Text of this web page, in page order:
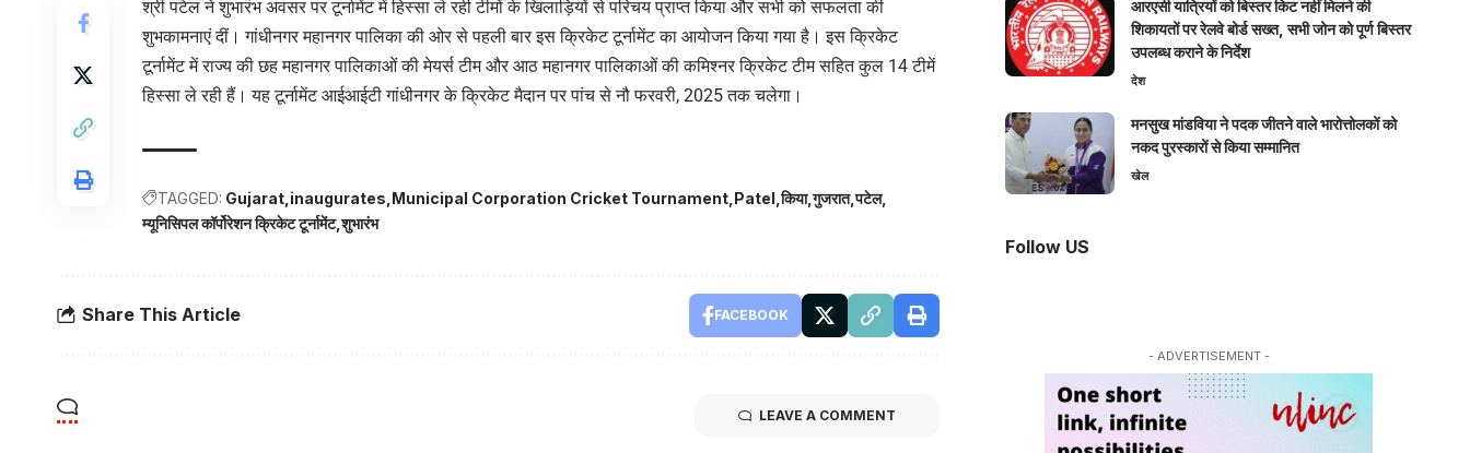
श्री पटेल ने शुभारंभ अवसर पर टूर्नामेंट में हिस्सा ले रही टीमों के खिलाड़ियों से परिचय प्राप्त किया और सभी को सफलता की
शुभकामनाएं दीं। गांधीनगर महानगर पालिका की ओर से पहली बार इस क्रिकेट टूर्नामेंट का आयोजन किया गया है। इस क्रिकेट
टूर्नामेंट में राज्य की छह महानगर पालिकाओं की मेयर्स टीम और आठ महानगर पालिकाओं की कमिश्नर क्रिकेट टीम सहित कुल 14 टीमें
हिस्सा ले रही हैं। यह टूर्नामेंट आईआईटी गांधीनगर के क्रिकेट मैदान पर पांच से नौ फरवरी, 2025 तक चलेगा।
TAGGED: Gujarat inaugurates Municipal Corporation Cricket Tournament Patel किया गुजरात पटेल
म्यूनिसिपल कॉर्पोरेशन क्रिकेट टूर्नामेंट शुभारंभ
Share This Article FACEBOOK
LEAVE A COMMENT
आरएसी यात्रियों को बिस्तर किट नहीं मिलने की
शिकायतों पर रेलवे बोर्ड सख्त, सभी जोन को पूर्ण बिस्तर
उपलब्ध कराने के निर्देश
देश
मनसुख मांडविया ने पदक जीतने वाले भारोत्तोलकों को
नकद पुरस्कारों से किया सम्मानित
खेल
Follow US
- ADVERTISEMENT -